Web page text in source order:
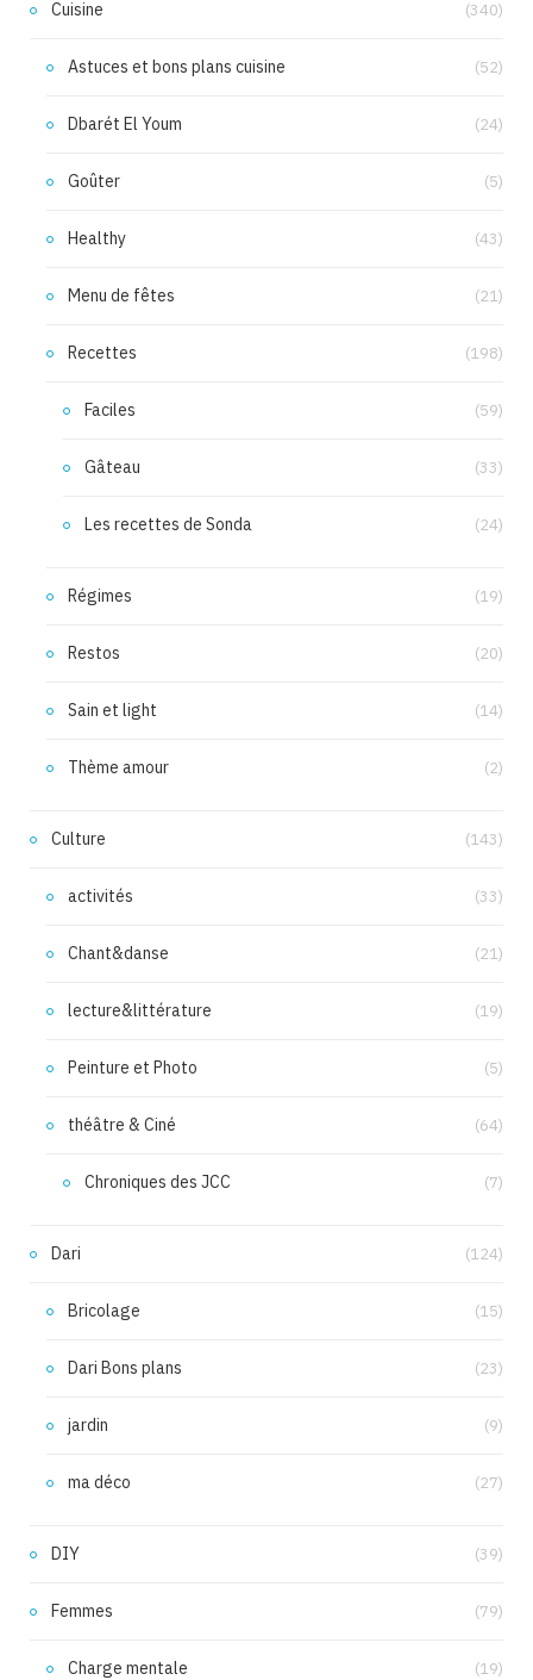
Cuisine (340)
Astuces et bons plans cuisine (52)
Dbarét El Youm (24)
Goûter (5)
Healthy (43)
Menu de fêtes (21)
Recettes (198)
Faciles (59)
Gâteau (33)
Les recettes de Sonda (24)
Régimes (19)
Restos (20)
Sain et light (14)
Thème amour (2)
Culture (143)
activités (33)
Chant&danse (21)
lecture&littérature (19)
Peinture et Photo (5)
théâtre & Ciné (64)
Chroniques des JCC (7)
Dari (124)
Bricolage (15)
Dari Bons plans (23)
jardin (9)
ma déco (27)
DIY (39)
Femmes (79)
Charge mentale (19)